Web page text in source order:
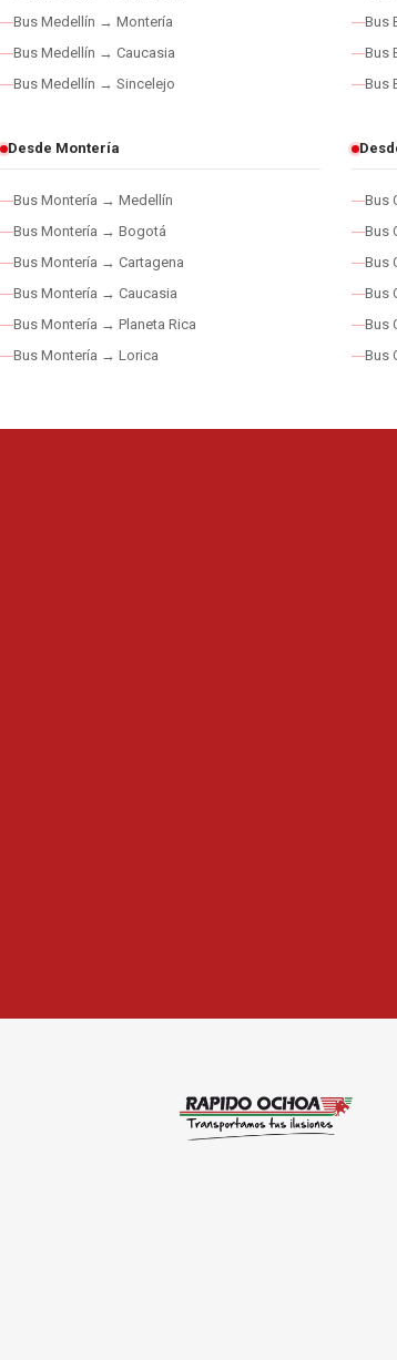
Bus Medellín → Montería
Bus Medellín → Caucasia
Bus Medellín → Sincelejo
Bus
Bus
Bus
Desde Montería
Bus Montería → Medellín
Bus Montería → Bogotá
Bus Montería → Cartagena
Bus Montería → Caucasia
Bus Montería → Planeta Rica
Bus Montería → Lorica
Bus
Bus
Bus
Bus
Bus
Bus